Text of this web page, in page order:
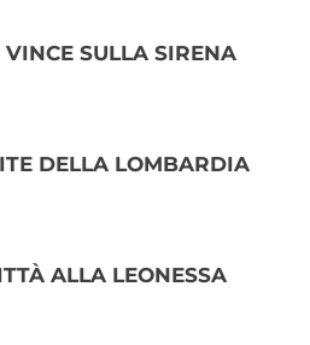
VINCE SULLA SIRENA
DELLA LOMBARDIA
ALLA LEONESSA